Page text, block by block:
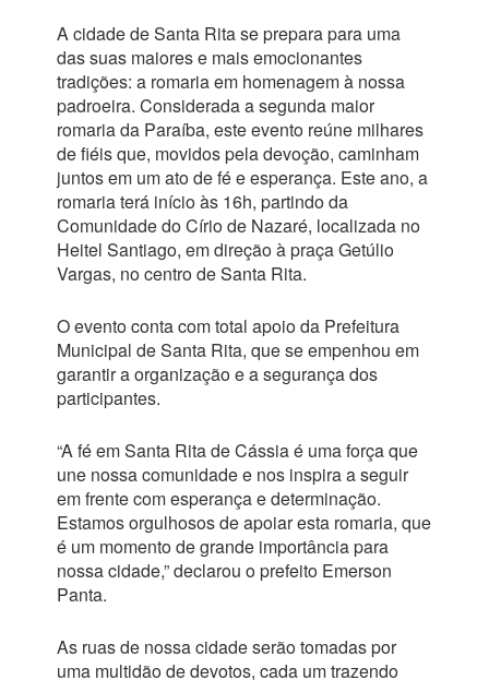
A cidade de Santa Rita se prepara para uma
das suas maiores e mais emocionantes
tradições: a romaria em homenagem à nossa
padroeira. Considerada a segunda maior
romaria da Paraíba, este evento reúne milhares
de fiéis que, movidos pela devoção, caminham
juntos em um ato de fé e esperança. Este ano, a
romaria terá início às 16h, partindo da
Comunidade do Círio de Nazaré, localizada no
Heitel Santiago, em direção à praça Getúlio
Vargas, no centro de Santa Rita.
O evento conta com total apoio da Prefeitura
Municipal de Santa Rita, que se empenhou em
garantir a organização e a segurança dos
participantes.
“A fé em Santa Rita de Cássia é uma força que
une nossa comunidade e nos inspira a seguir
em frente com esperança e determinação.
Estamos orgulhosos de apoiar esta romaria, que
é um momento de grande importância para
nossa cidade,” declarou o prefeito Emerson
Panta.
As ruas de nossa cidade serão tomadas por
uma multidão de devotos, cada um trazendo